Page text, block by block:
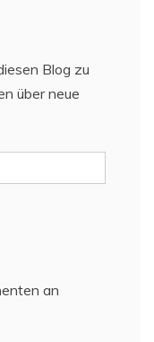
Blog zu
über neue
an